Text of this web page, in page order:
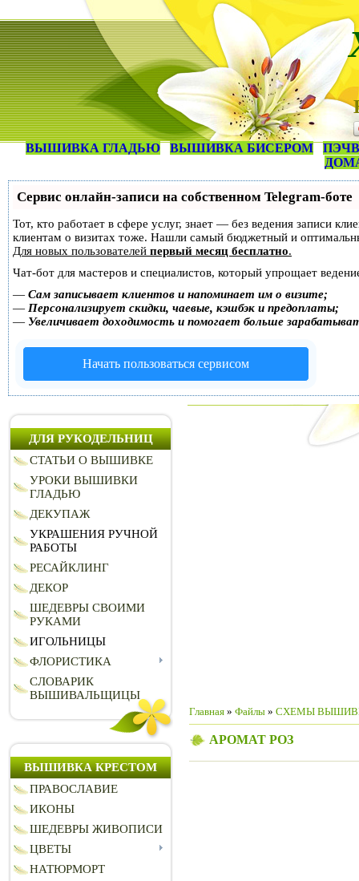
ВЫШИВКА ГЛАДЬЮ ВЫШИВКА БИСЕРОМ
Сервис онлайн-записи на собственном Telegram-боте
Тот, кто работает в сфере услуг, знает — без ведения записи
клиентам о визитах тоже. Нашли самый бюджетный и
Для новых пользователей первый месяц бесплатно.
Чат-бот для мастеров и специалистов, который упрощает
— Сам записывает клиентов и напоминает им о визите;
— Персонализирует скидки, чаевые, кэшбэк и предоплаты;
— Увеличивает доходимость и помогает больше
Начать пользоваться сервисом
ДЛЯ РУКОДЕЛЬНИЦ
СТАТЬИ О ВЫШИВКЕ
УРОКИ ВЫШИВКИ
ГЛАДЬЮ
ДЕКУПАЖ
УКРАШЕНИЯ РУЧНОЙ
РАБОТЫ
РЕСАЙКЛИНГ
ДЕКОР
ШЕДЕВРЫ СВОИМИ
РУКАМИ
ИГОЛЬНИЦЫ
ФЛОРИСТИКА
СЛОВАРИК
ВЫШИВАЛЬЩИЦЫ
ВЫШИВКА КРЕСТОМ
ПРАВОСЛАВИЕ
ИКОНЫ
ШЕДЕВРЫ ЖИВОПИСИ
ЦВЕТЫ
НАТЮРМОРТ
Главная » Файлы » CХЕМЫ
АРОМАТ РОЗ